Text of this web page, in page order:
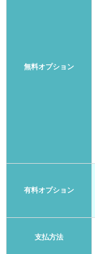
無料オプション
有料オプション
支払方法